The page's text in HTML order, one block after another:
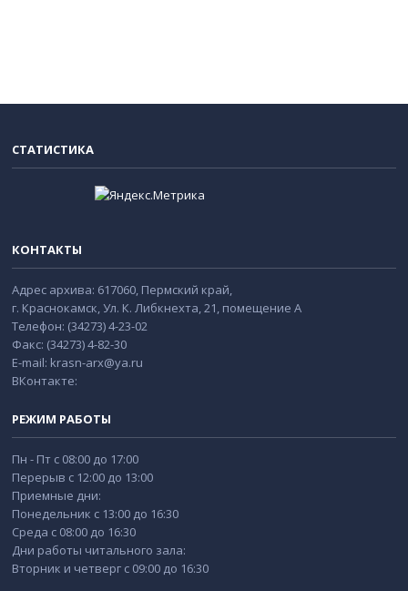
СТАТИСТИКА
КОНТАКТЫ
Адрес архива: 617060, Пермский край,
г. Краснокамск, Ул. К. Либкнехта, 21, помещение А
Телефон: (34273) 4-23-02
Факс: (34273) 4-82-30
E-mail: krasn-arx@ya.ru
ВКонтакте:
РЕЖИМ РАБОТЫ
Пн - Пт с 08:00 до 17:00
Перерыв с 12:00 до 13:00
Приемные дни:
Понедельник с 13:00 до 16:30
Среда с 08:00 до 16:30
Дни работы читального зала:
Вторник и четверг с 09:00 до 16:30